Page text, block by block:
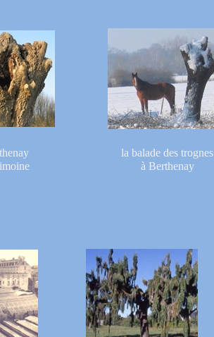
la balade des trognes
à Berthenay